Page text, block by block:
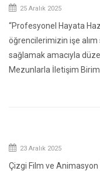
25 Aralık 2025
“Profesyonel Hayata
öğrencilerimizin işe alım
sağlamak amacıyla
Mezunlarla İletişim
23 Aralık 2025
Çizgi Film ve